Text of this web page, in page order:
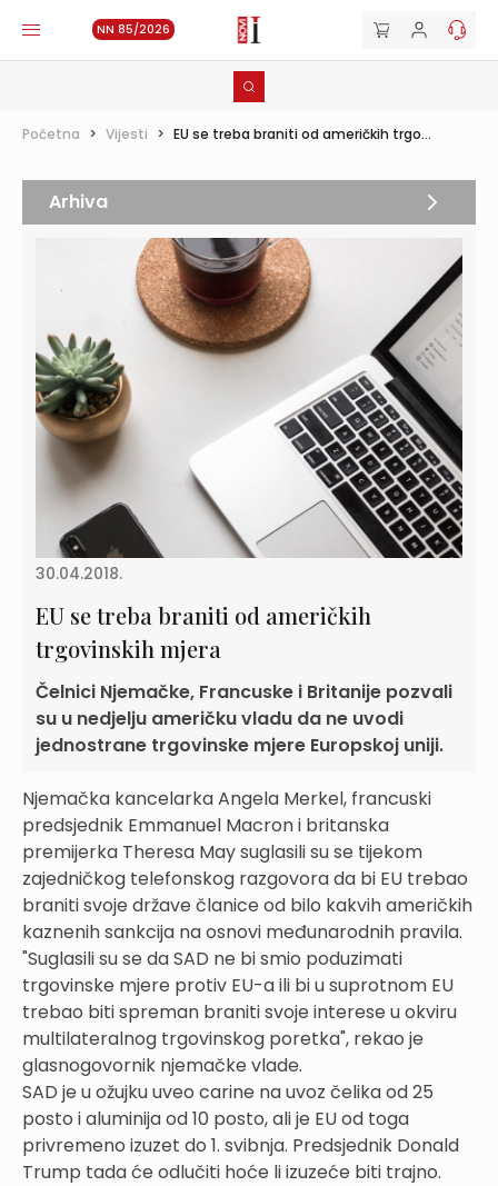
NN 85/2026
Početna > Vijesti > EU se treba braniti od američkih trgo...
30.04.2018.
EU se treba braniti od američkih
trgovinskih mjera
Čelnici Njemačke, Francuske i Britanije pozvali
su u nedjelju američku vladu da ne uvodi
jednostrane trgovinske mjere Europskoj uniji.
Njemačka kancelarka Angela Merkel, francuski
predsjednik Emmanuel Macron i britanska
premijerka Theresa May suglasili su se tijekom
zajedničkog telefonskog razgovora da bi EU trebao
braniti svoje države članice od bilo kakvih američkih
kaznenih sankcija na osnovi međunarodnih pravila.
"Suglasili su se da SAD ne bi smio poduzimati
trgovinske mjere protiv EU-a ili bi u suprotnom EU
trebao biti spreman braniti svoje interese u okviru
multilateralnog trgovinskog poretka", rekao je
glasnogovornik njemačke vlade.
SAD je u ožujku uveo carine na uvoz čelika od 25
posto i aluminija od 10 posto, ali je EU od toga
privremeno izuzet do 1. svibnja. Predsjednik Donald
Trump tada će odlučiti hoće li izuzeće biti trajno.
Arhiva